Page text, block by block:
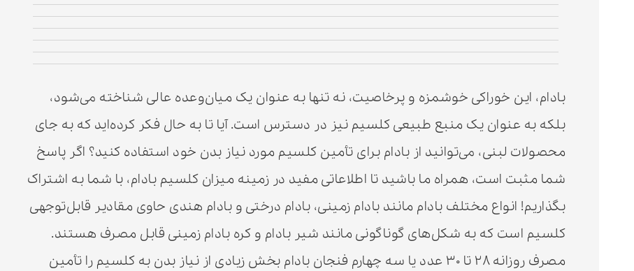
بادام، این خوراکی خوشمزه و پرخاصیت، نه تنها به عنوان یک میان‌وعده عالی شناخته می‌شود،
بلکه به عنوان یک منبع طبیعی کلسیم نیز در دسترس است. آیا تا به حال فکر کرده‌اید که به جای
محصولات لبنی، می‌توانید از بادام برای تأمین کلسیم مورد نیاز بدن خود استفاده کنید؟ اگر پاسخ
شما مثبت است، همراه ما باشید تا اطلاعاتی مفید در زمینه میزان کلسیم بادام، با شما به اشتراک
بگذاریم! انواع مختلف بادام مانند بادام زمینی، بادام درختی و بادام هندی حاوی مقادیر قابل‌توجهی
کلسیم است که به شکل‌های گوناگونی مانند شیر بادام و کره بادام زمینی قابل مصرف هستند.
مصرف روزانه ۲۸ تا ۳۰ عدد یا سه چهارم فنجان بادام بخش زیادی از نیاز بدن به کلسیم را تأمین